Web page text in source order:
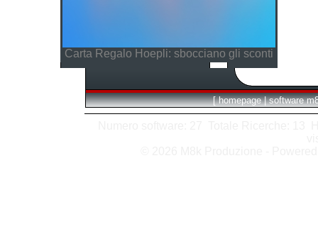
Carta Regalo Hoepli: sbocciano gli sconti
[ homepage | software